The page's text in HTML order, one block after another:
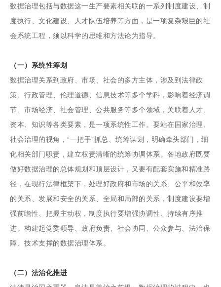
数据治理包括与数据这一生产要素相关联的一系列制度建设、制
度执行、文化建设、人才队伍培养等方面，是一项复杂艰巨的社
会系统工程，须以科学的思维和方法论为指导。
（一）系统性筹划
数据治理关系到政府、市场、社会的多方主体，涉及到法律政
策、行政管理、伦理道德、信息技术等多个学科，影响着经济调
节、市场经济、社会管理、公共服务等多个领域，关联着人才、
资本、知识等各类要素，是一项系统性工作。要站在国家治理、
社会治理的视角，“一把手”抓总、统筹谋划，明确牵头部门，细
化相关部门职责，建立权责清晰的统筹协调体系。各地政府既要
做好数据治理的总体规划和顶层设计，又要有配套实施和精准路
径，在现行法律框架下，处理好政府和市场的关系、公平和效率
的关系、发展和安全的关系、全局和局部的关系，制度建设要增
强前瞻性、把握主动权，制度执行要增强协调性、持续有序推
进。构建起党委领导、政府负责、社会协同、公众参与、法治保
障、技术支撑的数据治理体系。
（二）法治化推进